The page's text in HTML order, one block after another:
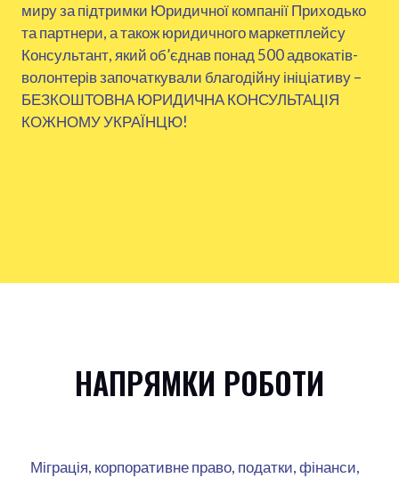
миру за підтримки Юридичної компанії Приходько
та партнери, а також юридичного маркетплейсу
Консультант, який об’єднав понад 500 адвокатів-
волонтерів започаткували благодійну ініціативу –
БЕЗКОШТОВНА ЮРИДИЧНА КОНСУЛЬТАЦІЯ
КОЖНОМУ УКРАЇНЦЮ!
НАПРЯМКИ РОБОТИ
Міграція, корпоративне право, податки, фінанси,